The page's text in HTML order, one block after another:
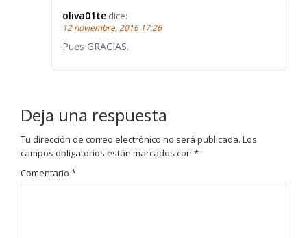
oliva01te dice:
12 noviembre, 2016 17:26
Pues GRACIAS.
Deja una respuesta
Tu dirección de correo electrónico no será publicada. Los
campos obligatorios están marcados con *
Comentario *